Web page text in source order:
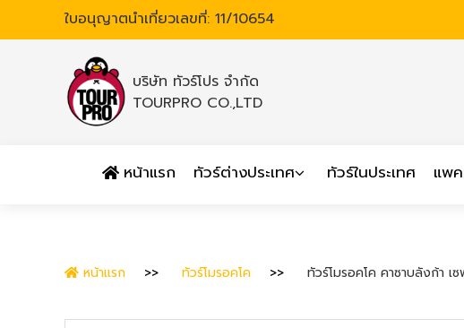
ใบอนุญาตนำเที่ยวเลขที่: 11/10654
บริษัท ทัวร์โปร จำกัด
TOURPRO CO.,LTD
หน้าแรก ทัวร์ต่างประเทศ ทัวร์ในประเทศ แพ
หน้าแรก ทัวร์โมรอคโค ทัวร์โมรอคโค คาซาบลังก้า